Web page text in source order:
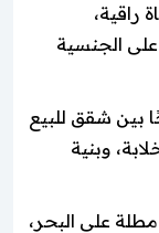
راقية،
على الجنسية
بين شقق للبيع
وبنية
على البحر،